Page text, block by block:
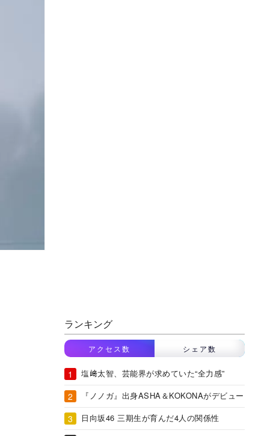
ランキング
アクセス数 シェア数
塩﨑太智、芸能界が求めていた“全力感”
『ノノガ』出身ASHA＆KOKONAがデビュー
日向坂46 三期生が育んだ4人の関係性